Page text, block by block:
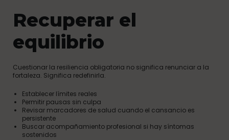
Recuperar el
equilibrio
Cuestionar la resiliencia obligatoria no significa renunciar a la
fortaleza. Significa redefinirla.
Establecer límites reales
Permitir pausas sin culpa
Revisar marcadores de salud cuando el cansancio es
persistente
Buscar acompañamiento profesional si hay síntomas
sostenidos